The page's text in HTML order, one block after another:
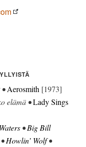
Aerosmith [1973]
elämä •Lady Sings
•Big Bill
•Howlin’ Wolf•